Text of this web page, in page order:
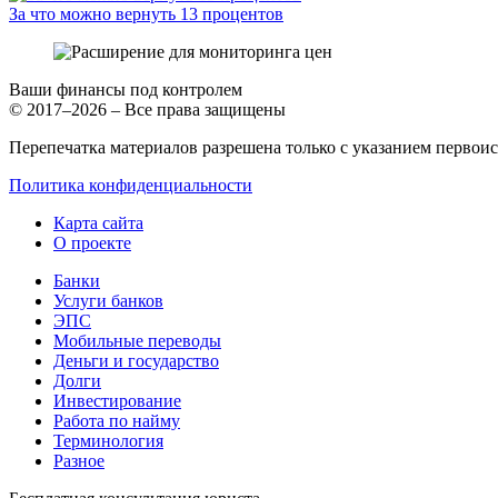
За что можно вернуть 13 процентов
Ваши финансы под контролем
© 2017–2026 – Все права защищены
Перепечатка материалов разрешена только с указанием
Политика конфиденциальности
Карта сайта
О проекте
Банки
Услуги банков
ЭПС
Мобильные переводы
Деньги и государство
Долги
Инвестирование
Работа по найму
Терминология
Разное